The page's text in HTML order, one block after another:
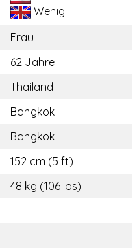
Wenig
Frau
62 Jahre
Thailand
Bangkok
Bangkok
152 cm (5 ft)
48 kg (106 lbs)